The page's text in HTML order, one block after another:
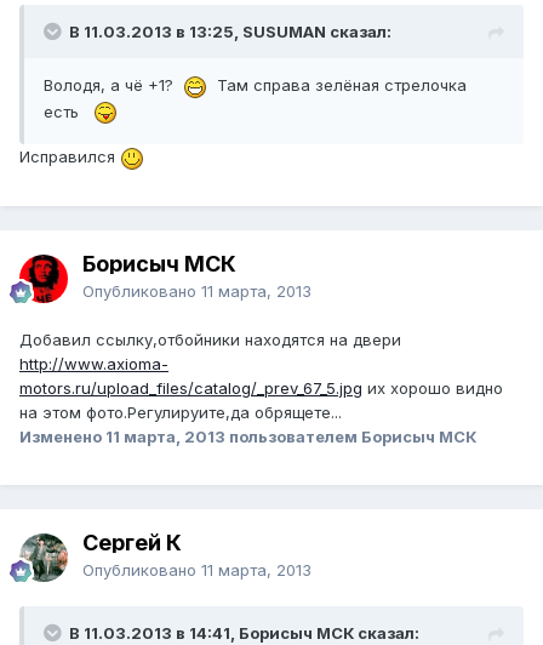
В 11.03.2013 в 13:25, SUSUMAN сказал:
Володя, а чё +1?
Там справа зелёная стрелочка
есть
Исправился
Борисыч МСК
Опубликовано 11 марта, 2013
Добавил ссылку,отбойники находятся на двери
http://www.axioma-
motors.ru/upload_files/catalog/_prev_67_5.jpg их хорошо видно
на этом фото.Регулируите,да обрящете...
Изменено 11 марта, 2013 пользователем Борисыч МСК
Сергей К
Опубликовано 11 марта, 2013
В 11.03.2013 в 14:41, Борисыч МСК сказал: